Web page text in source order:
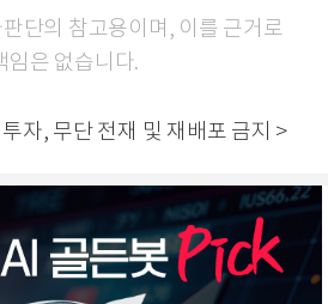
단의 참고용이며, 이를 근거로
임은 없습니다.
자, 무단 전재 및 재배포 금지 >